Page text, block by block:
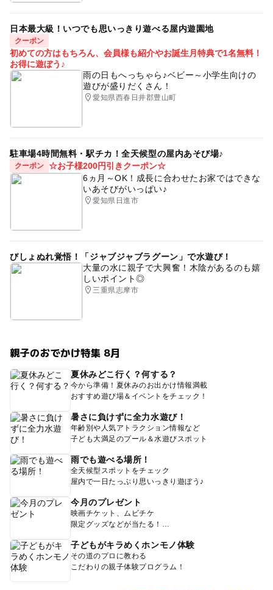
日本最大級！いつでも思いっきり遊べる屋内遊園地
クーポン
初めての方はもちろん、会員様も紹介やお誕生月特典で1名無料！
お得に遊ぼう♪
雨の日もへっちゃら♪ベビー～小学生向けの
遊びが盛りだくさん！
愛知県西春日井郡豊山町
駐車場4時間無料・駅チカ！全天候型の屋内あそび場♪
クーポン ☆お子様200円引きクーポン☆
6ヵ月～OK！成長に合わせたお家ではできな
いあそびがいっぱい♪
愛知県日進市
びしょぬれ覚悟！「ジャブジャブラグーン」で水遊び！
大量の水に親子で大興奮！木陰があるのも嬉
しいポイント◎
三重県志摩市
親子のおでかけ特集 8月
夏休みどこ行く？何する？
今から準備！夏休みのお出かけ情報満載
おすすめ遊び場＆イベントをチェック！
暑さに負けずに全力水遊び！
年齢別や人気アトラクション情報など
子ども大満足のプール＆水遊びスポット
雨でも遊べる場所！
全天候型スポットをチェック
屋内で一日たっぷり思いっきり遊ぼう♪
今月のプレゼント
映画チケット、ムビチケ
限定グッズなどが当たる！
子どもがキラめくホンモノ体験
その道のプロに教わる
こだわりの親子体験プログラム！